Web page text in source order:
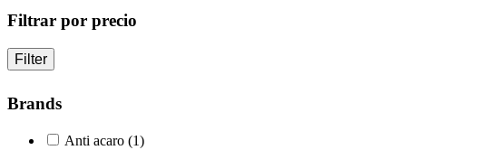
Filtrar por precio
Filter
Brands
Anti acaro (1)